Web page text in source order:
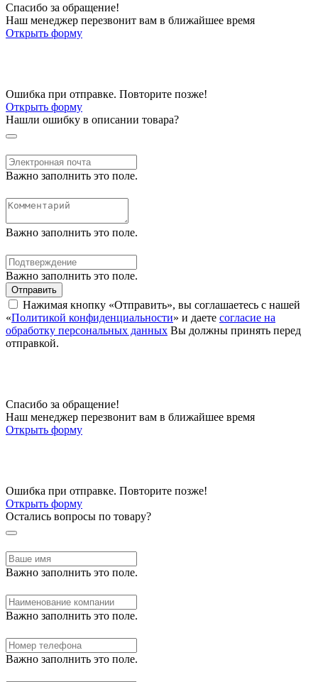
Спасибо за обращение!
Наш менеджер перезвонит вам в ближайшее время
Открыть форму
Ошибка при отправке. Повторите позже!
Открыть форму
Нашли ошибку в описании товара?
Важно заполнить это поле.
Важно заполнить это поле.
Важно заполнить это поле.
Отправить
Нажимая кнопку «Отправить», вы соглашаетесь с нашей
«Политикой конфиденциальности» и даете согласие на
обработку персональных данных Вы должны принять перед
отправкой.
Спасибо за обращение!
Наш менеджер перезвонит вам в ближайшее время
Открыть форму
Ошибка при отправке. Повторите позже!
Открыть форму
Остались вопросы по товару?
Важно заполнить это поле.
Важно заполнить это поле.
Важно заполнить это поле.